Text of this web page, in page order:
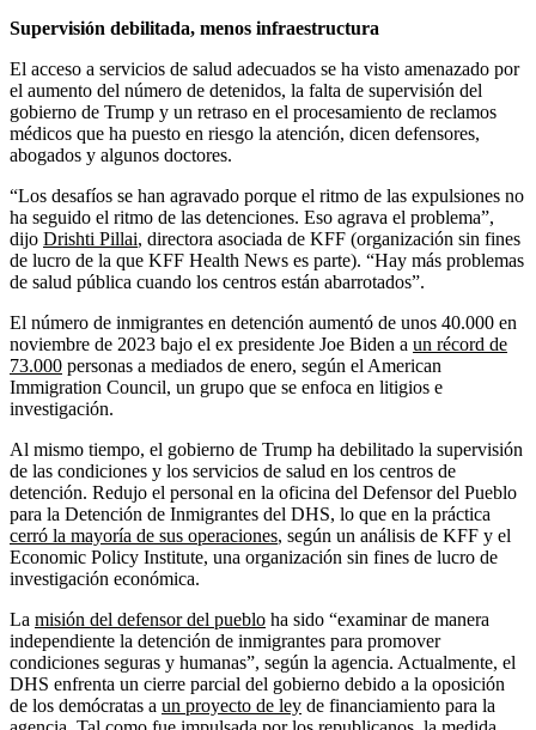
Supervisión debilitada, menos infraestructura
El acceso a servicios de salud adecuados se ha visto amenazado por
el aumento del número de detenidos, la falta de supervisión del
gobierno de Trump y un retraso en el procesamiento de reclamos
médicos que ha puesto en riesgo la atención, dicen defensores,
abogados y algunos doctores.
“Los desafíos se han agravado porque el ritmo de las expulsiones no
ha seguido el ritmo de las detenciones. Eso agrava el problema”,
dijo Drishti Pillai, directora asociada de KFF (organización sin fines
de lucro de la que KFF Health News es parte). “Hay más problemas
de salud pública cuando los centros están abarrotados”.
El número de inmigrantes en detención aumentó de unos 40.000 en
noviembre de 2023 bajo el ex presidente Joe Biden a un récord de
73.000 personas a mediados de enero, según el American
Immigration Council, un grupo que se enfoca en litigios e
investigación.
Al mismo tiempo, el gobierno de Trump ha debilitado la supervisión
de las condiciones y los servicios de salud en los centros de
detención. Redujo el personal en la oficina del Defensor del Pueblo
para la Detención de Inmigrantes del DHS, lo que en la práctica
cerró la mayoría de sus operaciones, según un análisis de KFF y el
Economic Policy Institute, una organización sin fines de lucro de
investigación económica.
La misión del defensor del pueblo ha sido “examinar de manera
independiente la detención de inmigrantes para promover
condiciones seguras y humanas”, según la agencia. Actualmente, el
DHS enfrenta un cierre parcial del gobierno debido a la oposición
de los demócratas a un proyecto de ley de financiamiento para la